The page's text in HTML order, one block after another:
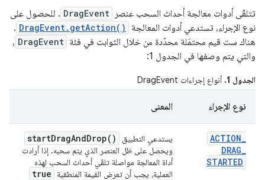
تتلقّى أدوات معالجة أحداث السحب عنصر DragEvent . للحصول على
نوع الإجراء، تستدعي أدوات المعالجة
DragEvent.getAction()
.
هناك ست قيم محتمَلة محدّدة من خلال الثوابت في فئة DragEvent ،
والتي يتم وصفها في الجدول 1:
الجدول 1. أنواع إجراءات DragEvent
نوع الإجراء المعنى
ACTION_
DRAG_
STARTED
يستدعي التطبيق startDragAndDrop( )
ويحصل على ظل العنصر الذي يتم سحبه. إذا أرادت
أداة المعالجة مواصلة تلقّي أحداث السحب لهذه
العملية، يجب أن تعرض القيمة المنطقية
true